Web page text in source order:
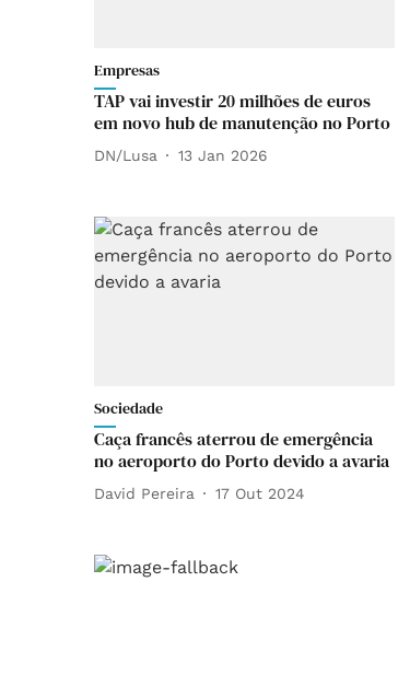
Empresas
TAP vai investir 20 milhões de euros
em novo hub de manutenção no Porto
DN/Lusa 13 Jan 2026
Sociedade
Caça francês aterrou de emergência
no aeroporto do Porto devido a avaria
David Pereira 17 Out 2024